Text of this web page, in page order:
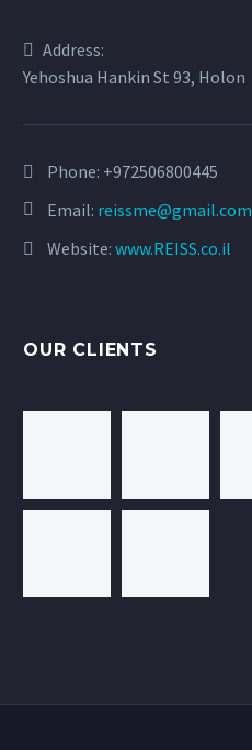
Address:
Yehoshua Hankin St 93, Holon
Phone: +972506800445
Email: reissme@gmail.com
Website: www.REISS.co.il
OUR CLIENTS